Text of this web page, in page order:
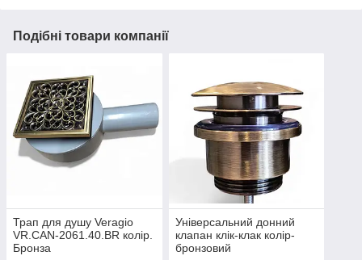
Подібні товари компанії
Трап для душу Veragio
VR.CAN-2061.40.BR колір.
Бронза
Універсальний донний
клапан клік-клак колір-
бронзовий